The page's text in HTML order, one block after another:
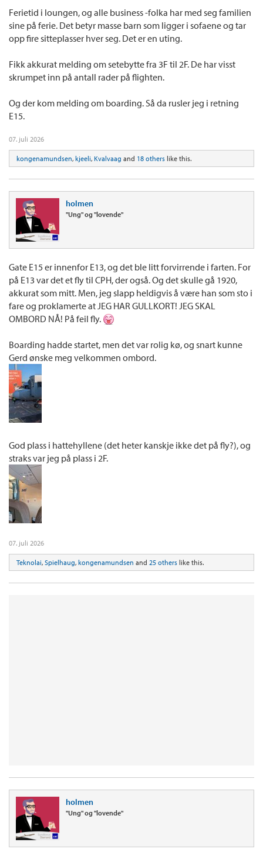
Ferietid i loungen, og alle business -folka har med seg familien
sine på ferie. Det betyr masse barn som ligger i sofaene og tar
opp fire sitteplasser hver seg. Det er en uting.
Fikk akkurat melding om setebytte fra 3F til 2F. De har visst
skrumpet inn på antall rader på flighten.
Og der kom melding om boarding. Så da rusler jeg i retning
E15.
07. juli 2026
kongenamundsen, kjeeli, Kvalvaag and 18 others like this.
holmen
"Ung" og "lovende"
Gate E15 er innenfor E13, og det ble litt forvirrende i farten. For
på E13 var det et fly til CPH, der også. Og det skulle gå 1920,
akkurat som mitt. Men, jeg slapp heldigvis å være han som sto i
fare og proklamerte at JEG HAR GULLKORT! JEG SKAL
OMBORD NÅ! På feil fly.
Boarding hadde startet, men det var rolig kø, og snart kunne
Gerd ønske meg velkommen ombord.
God plass i hattehyllene (det heter kanskje ikke det på fly?), og
straks var jeg på plass i 2F.
07. juli 2026
Teknolai, Spielhaug, kongenamundsen and 25 others like this.
holmen
"Ung" og "lovende"